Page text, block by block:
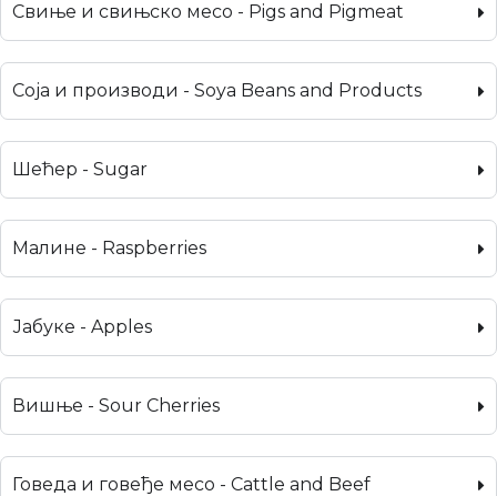
Свиње и свињско месо - Pigs and Pigmeat
Соја и производи - Soya Beans and Products
Шећер - Sugar
Малине - Raspberries
Јабуке - Apples
Вишње - Sour Cherries
Говеда и говеђе месо - Cattle and Beef